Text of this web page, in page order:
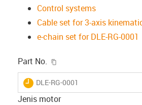
Control systems
Cable set for 3-axis
e-chain set for DLE-RG-0001
Part No.
igus-icon-lieferzeit
DLE-RG-0001
Jenis motor